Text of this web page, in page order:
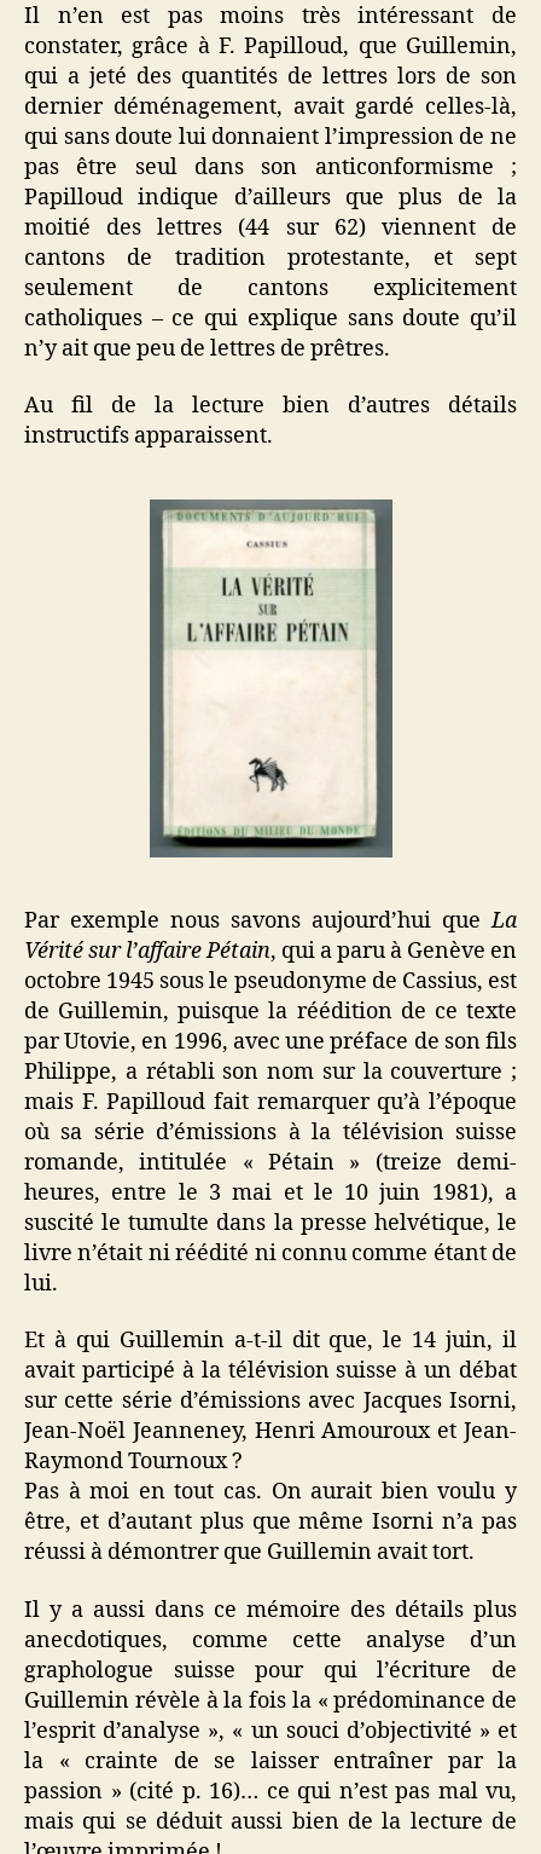
Il n’en est pas moins très intéressant de
constater, grâce à F. Papilloud, que Guillemin,
qui a jeté des quantités de lettres lors de son
dernier déménagement, avait gardé celles-là,
qui sans doute lui donnaient l’impression de ne
pas être seul dans son anticonformisme ;
Papilloud indique d’ailleurs que plus de la
moitié des lettres (44 sur 62) viennent de
cantons de tradition protestante, et sept
seulement de cantons explicitement
catholiques – ce qui explique sans doute qu’il
n’y ait que peu de lettres de prêtres.
Au fil de la lecture bien d’autres détails
instructifs apparaissent.
Par exemple nous savons aujourd’hui queLa
Vérité sur l’affaire Pétain, qui a paru à Genève en
octobre 1945 sous le pseudonyme de Cassius, est
de Guillemin, puisque la réédition de ce texte
par Utovie, en 1996, avec une préface de son fils
Philippe, a rétabli son nom sur la couverture ;
mais F. Papilloud fait remarquer qu’à l’époque
où sa série d’émissions à la télévision suisse
romande, intitulée « Pétain » (treize demi-
heures, entre le 3 mai et le 10 juin 1981), a
suscité le tumulte dans la presse helvétique, le
livre n’était ni réédité ni connu comme étant de
lui.
Et à qui Guillemin a-t-il dit que, le 14 juin, il
avait participé à la télévision suisse à un débat
sur cette série d’émissions avec Jacques Isorni,
Jean-Noël Jeanneney, Henri Amouroux et Jean-
Raymond Tournoux ?
Pas à moi en tout cas. On aurait bien voulu y
être, et d’autant plus que même Isorni n’a pas
réussi à démontrer que Guillemin avait tort.
Il y a aussi dans ce mémoire des détails plus
anecdotiques, comme cette analyse d’un
graphologue suisse pour qui l’écriture de
Guillemin révèle à la fois la « prédominance de
l’esprit d’analyse », « un souci d’objectivité » et
la « crainte de se laisser entraîner par la
passion » (cité p. 16)… ce qui n’est pas mal vu,
mais qui se déduit aussi bien de la lecture de